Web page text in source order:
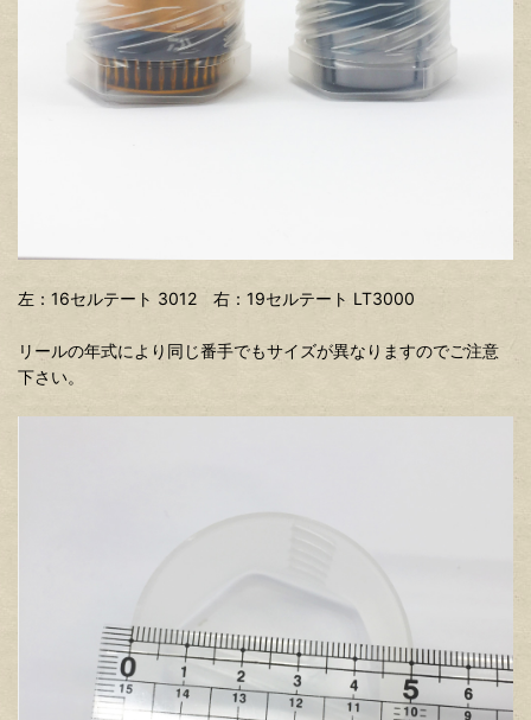
左：16セルテート 3012 右：19セルテート LT3000
リールの年式により同じ番手でもサイズが異なりますのでご注意
下さい。